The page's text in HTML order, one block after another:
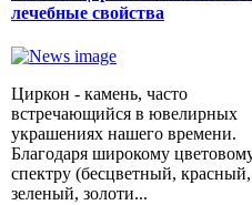
лечебные свойства
Циркон - камень, часто
встречающийся в ювелирных
украшениях нашего времени.
Благодаря широкому
спектру (бесцветный, красный,
зеленый, золоти...